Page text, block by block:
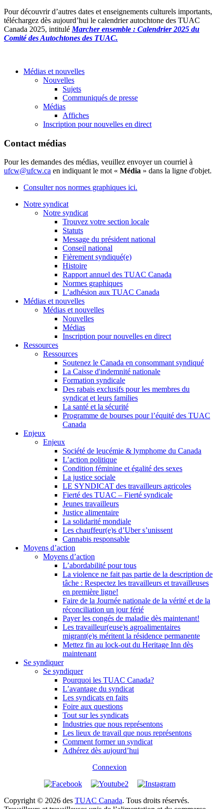
Pour découvrir d’autres dates et enseignements culturels importants,
téléchargez dès aujourd’hui le calendrier autochtone des TUAC
Canada 2025, intitulé Marcher ensemble : Calendrier 2025 du
Comité des Autochtones des TUAC.
Médias et nouvelles
Nouvelles
Sujets
Communiqués de presse
Médias
Affiches
Inscription pour nouvelles en direct
Contact médias
Pour les demandes des médias, veuillez envoyer un courriel à
ufcw@ufcw.ca en indiquant le mot « Média » dans la ligne d'objet.
Consulter nos normes graphiques ici.
Notre syndicat
Notre syndicat
Trouvez votre section locale
Statuts
Message du président national
Conseil national
Fièrement syndiqué(e)
Histoire
Rapport annuel des TUAC Canada
Normes graphiques
L’adhésion aux TUAC Canada
Médias et nouvelles
Médias et nouvelles
Nouvelles
Médias
Inscription pour nouvelles en direct
Ressources
Ressources
Soutenez le Canada en consommant syndiqué
La Caisse d'indemnité nationale
Formation syndicale
Des rabais exclusifs pour les membres du
syndicat et leurs families
La santé et la sécurité
Programme de bourses pour l’équité des TUAC
Canada
Enjeux
Enjeux
Société de leucémie & lymphome du Canada
L’action politique
Condition féminine et égalité des sexes
La justice sociale
LE SYNDICAT des travailleurs agricoles
Fierté des TUAC – Fierté syndicale
Jeunes travailleurs
Justice alimentaire
La solidarité mondiale
Les chauffeur(e)s d’Uber s’unissent
Cannabis responsable
Moyens d’action
Moyens d’action
L’abordabilité pour tous
La violence ne fait pas partie de la description de
tâche : Respectez les travailleurs et travailleuses
en première ligne!
Faire de la Journée nationale de la vérité et de la
réconciliation un jour férié
Payer les congés de maladie dès maintenant!
Les travailleur(euse)s agroalimentaires
migrant(e)s méritent la résidence permanente
Mettez fin au lock-out du Heritage Inn dès
maintenant
Se syndiquer
Se syndiquer
Pourquoi les TUAC Canada?
L’avantage du syndicat
Les syndicats en faits
Foire aux questions
Tout sur les syndicats
Industries que nous représentons
Les lieux de travail que nous représentons
Comment former un syndicat
Adhérez dès aujourd’hui
Connexion
Copyright © 2026 des TUAC Canada. Tous droits réservés.